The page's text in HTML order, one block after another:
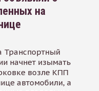
на
Транспортный
начнет изымать
возле КПП
автомобили, а